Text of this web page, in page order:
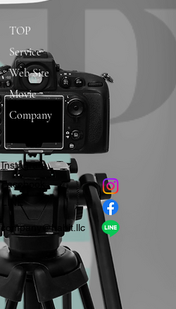
TOP
Service
Web Site
Movie
Company
Instagram
​Facebook
company＠habit.llc